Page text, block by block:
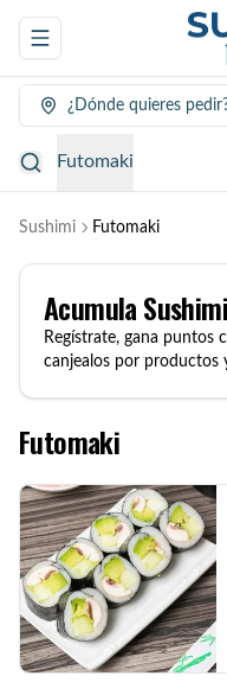
Abrir menu de
¿Dónde quieres
Futomaki
Sushimi Futomaki
Acumula
Regístrate, gana puntos
canjealos por productos
Futomaki